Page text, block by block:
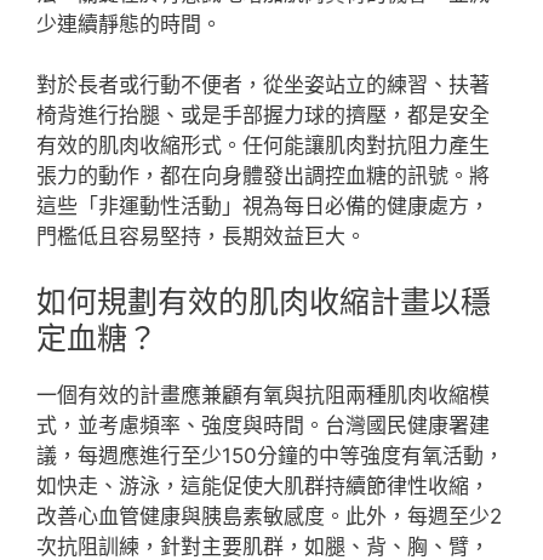
少連續靜態的時間。
對於長者或行動不便者，從坐姿站立的練習、扶著
椅背進行抬腿、或是手部握力球的擠壓，都是安全
有效的肌肉收縮形式。任何能讓肌肉對抗阻力產生
張力的動作，都在向身體發出調控血糖的訊號。將
這些「非運動性活動」視為每日必備的健康處方，
門檻低且容易堅持，長期效益巨大。
如何規劃有效的肌肉收縮計畫以穩
定血糖？
一個有效的計畫應兼顧有氧與抗阻兩種肌肉收縮模
式，並考慮頻率、強度與時間。台灣國民健康署建
議，每週應進行至少150分鐘的中等強度有氧活動，
如快走、游泳，這能促使大肌群持續節律性收縮，
改善心血管健康與胰島素敏感度。此外，每週至少2
次抗阻訓練，針對主要肌群，如腿、背、胸、臂，